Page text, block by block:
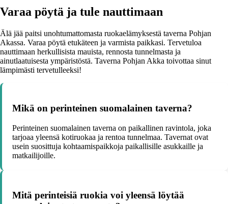
Varaa pöytä ja tule nauttimaan
Älä jää paitsi unohtumattomasta ruokaelämyksestä taverna Pohjan
Akassa. Varaa pöytä etukäteen ja varmista paikkasi. Tervetuloa
nauttimaan herkullisista mauista, rennosta tunnelmasta ja
ainutlaatuisesta ympäristöstä. Taverna Pohjan Akka toivottaa sinut
lämpimästi tervetulleeksi!
Mikä on perinteinen suomalainen taverna?
Perinteinen suomalainen taverna on paikallinen ravintola, joka
tarjoaa yleensä kotiruokaa ja rentoa tunnelmaa. Tavernat ovat
usein suosittuja kohtaamispaikkoja paikallisille asukkaille ja
matkailijoille.
Mitä perinteisiä ruokia voi yleensä löytää